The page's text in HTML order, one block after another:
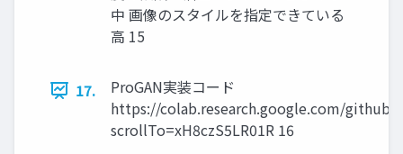
中 画像のスタイルを指定できている
高 15
17.
ProGAN実装コード
https://colab.research.google.com/
scrollTo=xH8czS5LR01R 16